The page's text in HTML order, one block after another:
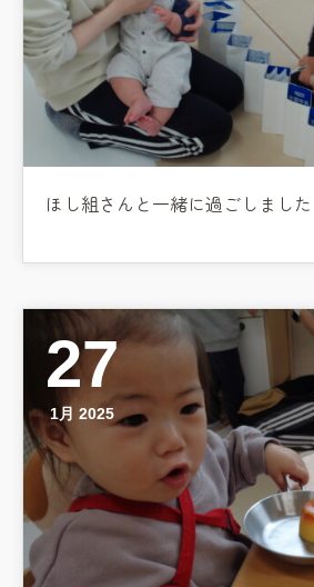
ほし組さんと一緒に過ごしました
27
1月 2025
園児募集要項
教職員募集
安⼼・安全対策
課外教室
理事長のことば
教育と保育
美⽊多幼稚園の理想
園の1⽇
年間⾏事